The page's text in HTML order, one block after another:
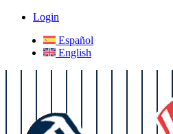
Login
Español
English